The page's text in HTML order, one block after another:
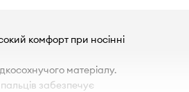
комфорт при носінні
матеріалу.
забезпечує